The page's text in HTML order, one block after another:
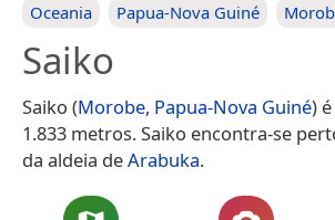
Oceania Papua-Nova Guiné
Saiko
Saiko (Morobe, Papua-Nova Guiné)
1.833 metros. Saiko encontra-se
da aldeia deArabuka.